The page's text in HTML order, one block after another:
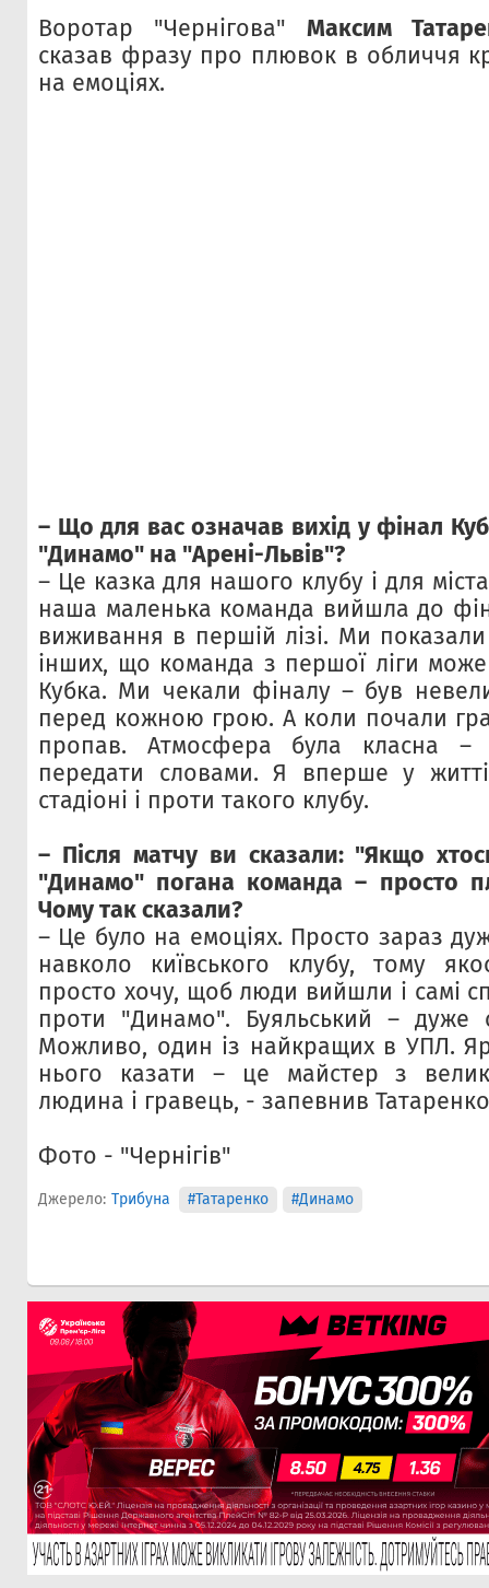
Воротар "Чернігова" Максим
сказав фразу про плювок в обличчя
на емоціях.
– Що для вас означав вихід у фінал
"Динамо" на "Арені-Львів"?
– Це казка для нашого клубу і для
наша маленька команда вийшла до
виживання в першій лізі. Ми
інших, що команда з першої ліги
Кубка. Ми чекали фіналу – був
перед кожною грою. А коли почали
пропав. Атмосфера була класна
передати словами. Я вперше у
стадіоні і проти такого клубу.
– Після матчу ви сказали: "Якщо
"Динамо" погана команда – просто
Чому так сказали?
– Це було на емоціях. Просто зараз
навколо київського клубу, тому
просто хочу, щоб люди вийшли і самі
проти "Динамо". Буяльський – дуже
Можливо, один із найкращих в УПЛ.
нього казати – це майстер з
людина і гравець, - запевнив
Фото - "Чернігів"
Джерело: Трибуна #Татаренко #Динамо